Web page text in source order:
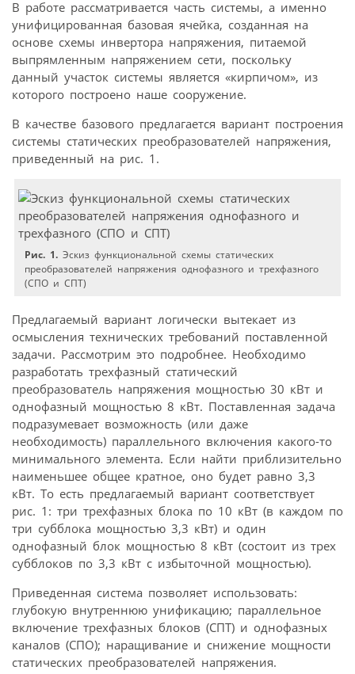
В работе рассматривается часть системы, а именно
унифицированная базовая ячейка, созданная на
основе схемы инвертора напряжения, питаемой
выпрямленным напряжением сети, поскольку
данный участок системы является «кирпичом», из
которого построено наше сооружение.
В качестве базового предлагается вариант построения
системы статических преобразователей напряжения,
приведенный на рис. 1.
Рис. 1. Эскиз функциональной схемы статических
преобразователей напряжения однофазного и трехфазного
(СПО и СПТ)
Предлагаемый вариант логически вытекает из
осмысления технических требований поставленной
задачи. Рассмотрим это подробнее. Необходимо
разработать трехфазный статический
преобразователь напряжения мощностью 30 кВт и
однофазный мощностью 8 кВт. Поставленная задача
подразумевает возможность (или даже
необходимость) параллельного включения какого-то
минимального элемента. Если найти приблизительно
наименьшее общее кратное, оно будет равно 3,3
кВт. То есть предлагаемый вариант соответствует
рис. 1: три трехфазных блока по 10 кВт (в каждом по
три субблока мощностью 3,3 кВт) и один
однофазный блок мощностью 8 кВт (состоит из трех
субблоков по 3,3 кВт с избыточной мощностью).
Приведенная система позволяет использовать:
глубокую внутреннюю унификацию; параллельное
включение трехфазных блоков (СПТ) и однофазных
каналов (СПО); наращивание и снижение мощности
статических преобразователей напряжения.